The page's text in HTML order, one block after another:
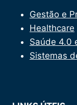
Gestão e
Healthcare
Saúde 4.0
Sistemas